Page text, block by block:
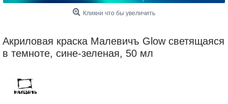
Кликни что бы увеличить
Акриловая краска Малевичъ Glow светящаяся
в темноте, сине-зеленая, 50 мл